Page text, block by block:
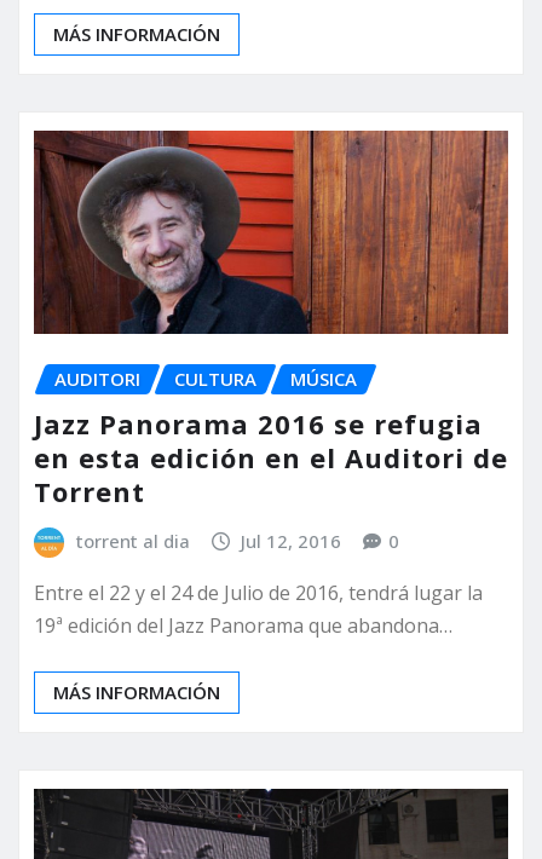
MÁS INFORMACIÓN
AUDITORI CULTURA MÚSICA
Jazz Panorama 2016 se refugia
en esta edición en el Auditori de
Torrent
torrent al dia Jul 12, 2016 0
Entre el 22 y el 24 de Julio de 2016, tendrá lugar la
19ª edición del Jazz Panorama que abandona…
MÁS INFORMACIÓN